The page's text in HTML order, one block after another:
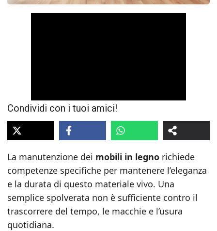
Condividi con i tuoi amici!
La manutenzione dei mobili in legno richiede
competenze specifiche per mantenere l’eleganza
e la durata di questo materiale vivo. Una
semplice spolverata non è sufficiente contro il
trascorrere del tempo, le macchie e l’usura
quotidiana.